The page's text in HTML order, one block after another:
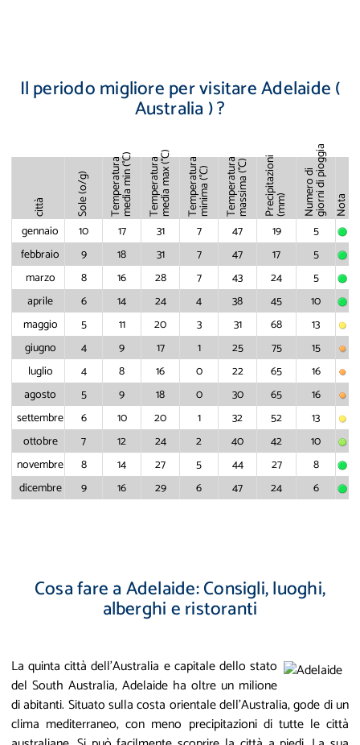
Il periodo migliore per visitare Adelaide (
Australia ) ?
città Sole (o/g) Temperaturamedia min
(°C) Temperaturamedia max
(°C) Temperaturaminima
(°C) Temperaturamassima
(°C) Precipitazioni(mm) Numero digiorni di pioggia Nota
gennaio 10 17 31 7 47 19
5
febbraio
9 18 31 7 47 17
5
marzo
8 16 28 7 43 24
5
aprile
6 14 24 4 38 45
10
maggio
5 11 20 3 31 68
13
giugno
4 9 17 1 25 75
15
luglio
4 8 16 0 22 65
16
agosto
5 9 18 0 30 65
16
settembre
6 10 20 1 32 52
13
ottobre
7 12 24 2 40 42
10
novembre
8 14 27 5 44 27
8
dicembre
9 16 29 6 47 24 6
Cosa fare a Adelaide: Consigli, luoghi,
alberghi e ristoranti
La quinta città dell'Australia e capitale dello stato
del South Australia, Adelaide ha oltre un milione
di abitanti. Situato sulla costa orientale dell'Australia, gode di un
clima mediterraneo, con meno precipitazioni di tutte le città